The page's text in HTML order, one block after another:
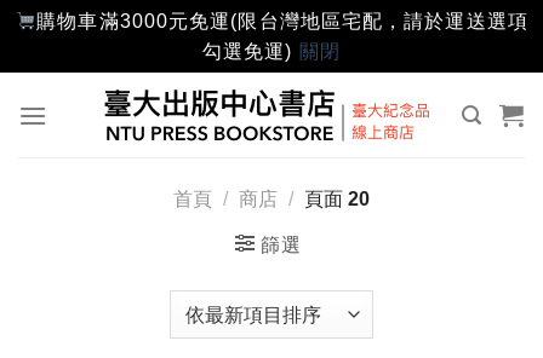
購物車滿3000元免運(限台灣地區宅配，請於運送選項
勾選免運) 關閉
首頁 / 商店 / 頁面 20
篩選